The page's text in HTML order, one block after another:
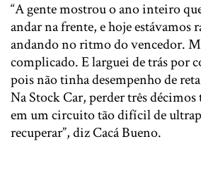
“A gente mostrou o ano inteiro
andar na frente, e hoje estávamos
andando no ritmo do vencedor.
complicado. E larguei de trás por
pois não tinha desempenho de
Na Stock Car, perder três décimos
em um circuito tão difícil de
recuperar”, diz Cacá Bueno.